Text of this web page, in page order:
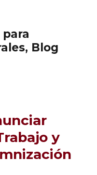
Blog
y